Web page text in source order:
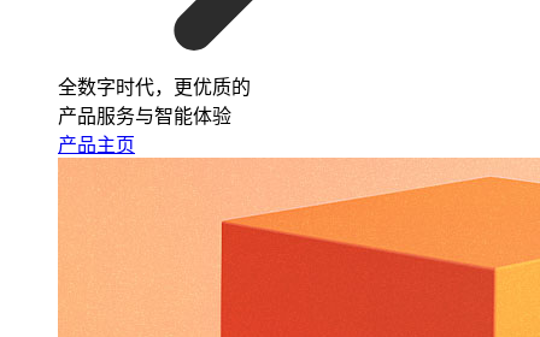
全数字时代，更优质的
产品服务与智能体验
产品主页